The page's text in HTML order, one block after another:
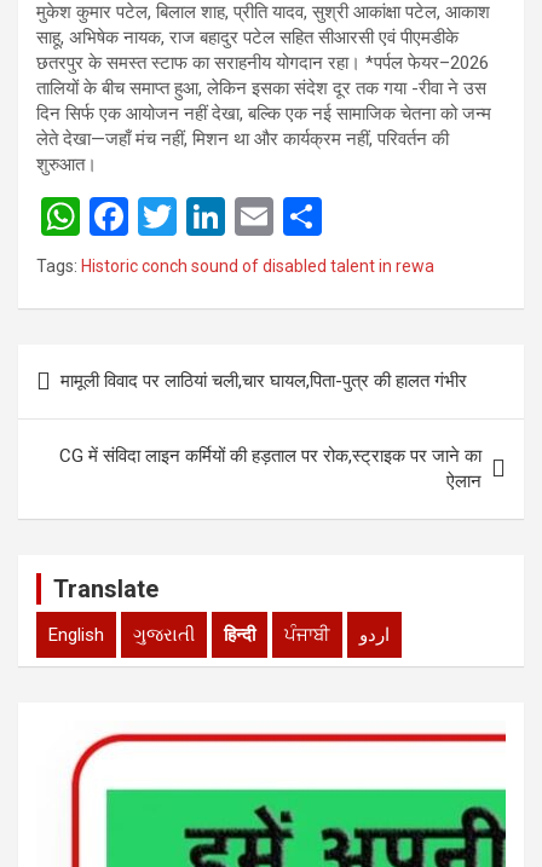
मुकेश कुमार पटेल, बिलाल शाह, प्रीति यादव, सुश्री आकांक्षा पटेल, आकाश
साहू, अभिषेक नायक, राज बहादुर पटेल सहित सीआरसी एवं पीएमडीके
छतरपुर के समस्त स्टाफ का सराहनीय योगदान रहा। *पर्पल फेयर–2026
तालियों के बीच समाप्त हुआ, लेकिन इसका संदेश दूर तक गया -रीवा ने उस
दिन सिर्फ एक आयोजन नहीं देखा, बल्कि एक नई सामाजिक चेतना को जन्म
लेते देखा—जहाँ मंच नहीं, मिशन था और कार्यक्रम नहीं, परिवर्तन की
शुरुआत।
W
h
A
p
p
F
a
o
o
k
T
wi
Li
n
n
E
m h
Tags: Historic conch sound of disabled talent in rewa
navigation
मामूली विवाद पर लाठियां चली,चार घायल,पिता-पुत्र की हालत गंभीर
CG में संविदा लाइन कर्मियों की हड़ताल पर रोक,स्ट्राइक पर जाने का
ऐलान
Translate
English ગુજરાતી हिन्दी ਪੰਜਾਬੀ اردو